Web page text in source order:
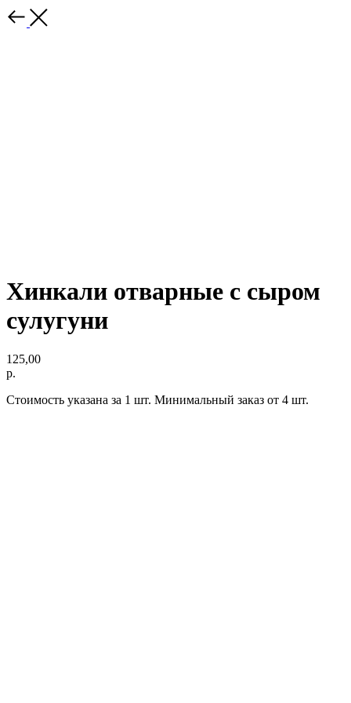
Хинкали отварные с сыром
сулугуни
125,00
р.
Стоимость указана за 1 шт. Минимальный заказ от 4 шт.